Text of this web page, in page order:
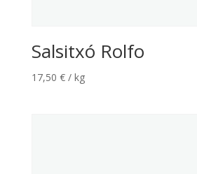
Salsitxó Rolfo
17,50 € / kg